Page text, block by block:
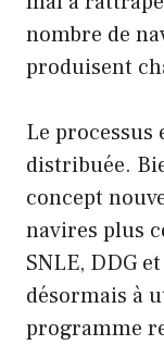
nombre de
produisent
Le processus
distribuée.
concept
navires plus
SNLE, DDG
désormais à
programme